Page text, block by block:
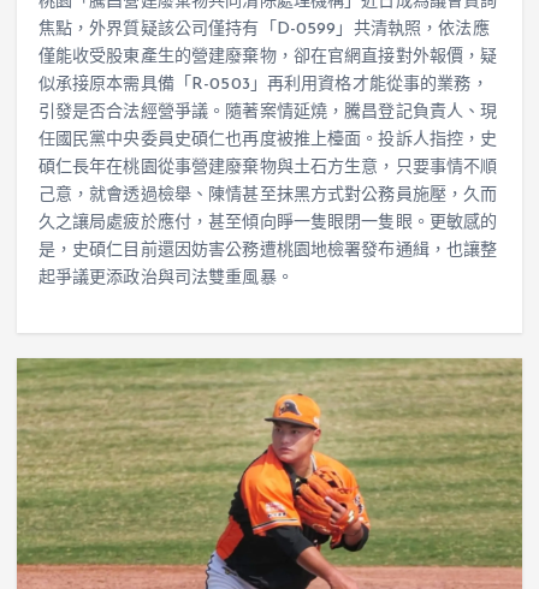
焦點，外界質疑該公司僅持有「D-0599」共清執照，依法應
僅能收受股東產生的營建廢棄物，卻在官網直接對外報價，疑
似承接原本需具備「R-0503」再利用資格才能從事的業務，
引發是否合法經營爭議。隨著案情延燒，騰昌登記負責人、現
任國民黨中央委員史碩仁也再度被推上檯面。投訴人指控，史
碩仁長年在桃園從事營建廢棄物與土石方生意，只要事情不順
己意，就會透過檢舉、陳情甚至抹黑方式對公務員施壓，久而
久之讓局處疲於應付，甚至傾向睜一隻眼閉一隻眼。更敏感的
是，史碩仁目前還因妨害公務遭桃園地檢署發布通緝，也讓整
起爭議更添政治與司法雙重風暴。